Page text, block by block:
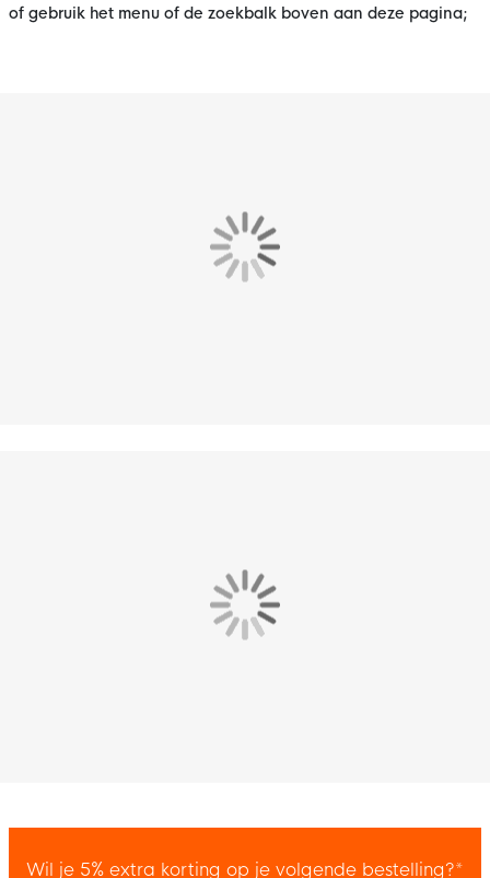
of gebruik het menu of de zoekbalk boven aan deze pagina;
Wil je 5% extra korting op je volgende bestelling?*